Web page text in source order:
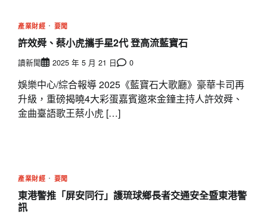
產業財經 要聞
許效舜、蔡小虎攜手星2代 登高流藍寶石
讀新聞 2025 年 5 月 21 日 0
娛樂中心/綜合報導 2025《藍寶石大歌廳》豪華卡司再
升級，重磅揭曉4大彩蛋嘉賓邀來金鐘主持人許效舜、
金曲臺語歌王蔡小虎 […]
產業財經 要聞
東港警推「屏安同行」護琉球鄉長者交通安全暨東港警
訊